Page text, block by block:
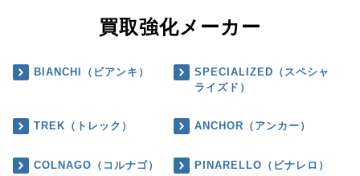
買取強化メーカー
BIANCHI（ビアンキ）
SPECIALIZED（スペシャ
ライズド）
TREK（トレック） ANCHOR（アンカー）
COLNAGO（コルナゴ） PINARELLO（ピナレロ）